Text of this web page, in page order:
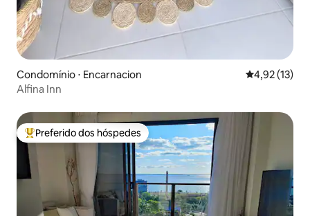
Condomínio ⋅ Encarnacion 4,92 de uma
4,92 (13)
Alfina Inn
Entre os melhores preferidos dos hóspedes
Preferido dos hóspedes